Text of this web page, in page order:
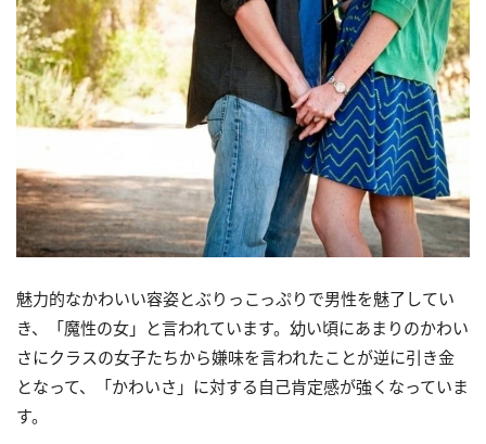
魅力的なかわいい容姿とぶりっこっぷりで男性を魅了してい
き、「魔性の女」と言われています。幼い頃にあまりのかわい
さにクラスの女子たちから嫌味を言われたことが逆に引き金
となって、「かわいさ」に対する自己肯定感が強くなっていま
す。